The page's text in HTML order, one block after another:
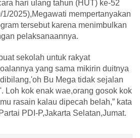
hari ulang tahun (HUT) ke-52
1/2025),Megawati mempertanyakan
tersebut karena menimbulkan
pelaksanaannya.
sekolah untuk rakyat
yang sama mikirin duitnya
Bu Mega tidak sejalan
Loh kok enak wae,orang gosok kok
rasain kalau dipecah belah,” kata
PDI-P,Jakarta Selatan,Jumat.